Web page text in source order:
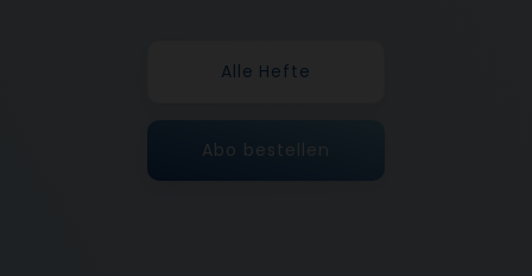
Alle Hefte
Abo bestellen